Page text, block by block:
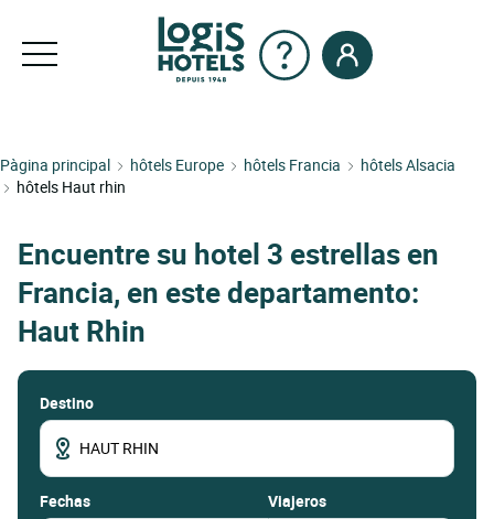
Pàgina principal hôtels Europe hôtels Francia
hôtels Alsacia
hôtels Haut rhin
Encuentre su hotel 3 estrellas en
Francia, en este departamento:
Haut Rhin
Destino
fechas Viajeros